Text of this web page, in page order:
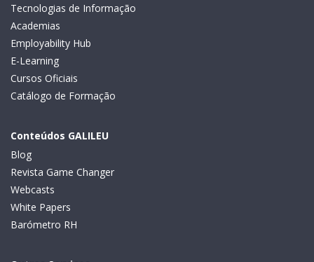
Tecnologias de Informação
Academias
Employability Hub
E-Learning
Cursos Oficiais
Catálogo de Formação
Conteúdos GALILEU
Blog
Revista Game Changer
Webcasts
White Papers
Barómetro RH